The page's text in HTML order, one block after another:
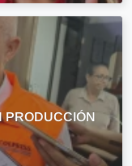
PRODUCCIÓN